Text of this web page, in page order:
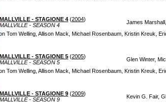
- STAGIONE 4 (2004)
- SEASON 4
James
Tom Welling, Allison Mack, Michael Rosenbaum, Kristin Kreuk,
- STAGIONE 5 (2005)
- SEASON 5
Glen Winter,
Tom Welling, Allison Mack, Michael Rosenbaum, Kristin Kreuk,
- STAGIONE 9 (2009)
- SEASON 9
Kevin G. Fair,